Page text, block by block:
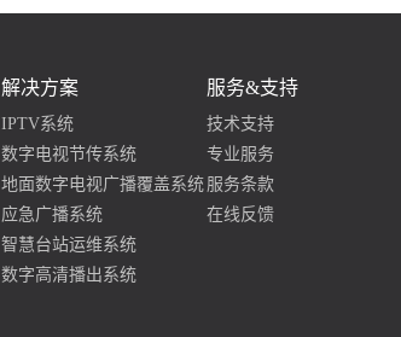
解决方案
IPTV系统
数字电视节传系统
地面数字电视广播覆盖系统
应急广播系统
智慧台站运维系统
数字高清播出系统
服务&支持
技术支持
专业服务
服务条款
在线反馈